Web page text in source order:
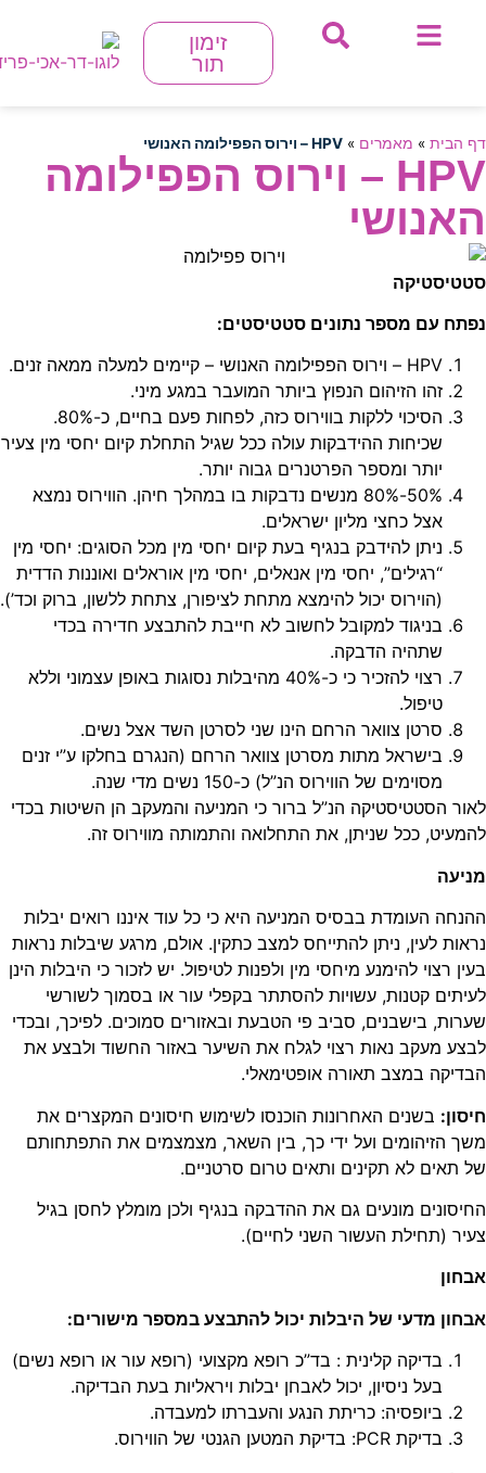
זימון
תור
»מאמרים»HPV – וירוס הפפילומה האנושי
HPV – וירוס הפפילומה
עם מספר נתונים סטטיסטים:
HPV – וירוס הפפילומה האנושי – קיימים למעלה ממאה זנים.
זהו הזיהום הנפוץ ביותר המועבר במגע מיני.
הסיכוי ללקות בווירוס כזה, לפחות פעם בחיים, כ-80%.
שכיחות ההידבקות עולה ככל שגיל התחלת קיום יחסי מין צעיר
יותר ומספר הפרטנרים גבוה יותר.
50%-80% מנשים נדבקות בו במהלך חיהן. הווירוס נמצא
אצל כחצי מליון ישראלים.
ניתן להידבק בנגיף בעת קיום יחסי מין מכל הסוגים: יחסי מין
“רגילים”, יחסי מין אנאלים, יחסי מין אוראלים ואוננות הדדית
(הוירוס יכול להימצא מתחת לציפורן, צתחת ללשון, ברוק וכד’).
בניגוד למקובל לחשוב לא חייבת להתבצע חדירה בכדי
שתהיה הדבקה.
רצוי להזכיר כי כ-40% מהיבלות נסוגות באופן עצמוני וללא
טיפול.
סרטן צוואר הרחם הינו שני לסרטן השד אצל נשים.
בישראל מתות מסרטן צוואר הרחם (הנגרם בחלקו ע”י זנים
מסוימים של הווירוס הנ”ל) כ-150 נשים מדי שנה.
הסטטיסטיקה הנ”ל ברור כי המניעה והמעקב הן השיטות בכדי
ככל שניתן, את התחלואה והתמותה מווירוס זה.
העומדת בבסיס המניעה היא כי כל עוד איננו רואים יבלות
לעין, ניתן להתייחס למצב כתקין. אולם, מרגע שיבלות נראות
רצוי להימנע מיחסי מין ולפנות לטיפול. יש לזכור כי היבלות הינן
קטנות, עשויות להסתתר בקפלי עור או בסמוך לשורשי
בישבנים, סביב פי הטבעת ובאזורים סמוכים. לפיכך, ובכדי
מעקב נאות רצוי לגלח את השיער באזור החשוד ולבצע את
במצב תאורה אופטימאלי.
בשנים האחרונות הוכנסו לשימוש חיסונים המקצרים את
הזיהומים ועל ידי כך, בין השאר, מצמצמים את התפתחותם
לא תקינים ותאים טרום סרטניים.
מונעים גם את ההדבקה בנגיף ולכן מומלץ לחסן בגיל
(תחילת העשור השני לחיים).
מדעי של היבלות יכול להתבצע במספר מישורים:
בדיקה קלינית : בד”כ רופא מקצועי (רופא עור או רופא נשים)
בעל ניסיון, יכול לאבחן יבלות ויראליות בעת הבדיקה.
ביופסיה: כריתת הנגע והעברתו למעבדה.
בדיקת PCR: בדיקת המטען הגנטי של הווירוס.